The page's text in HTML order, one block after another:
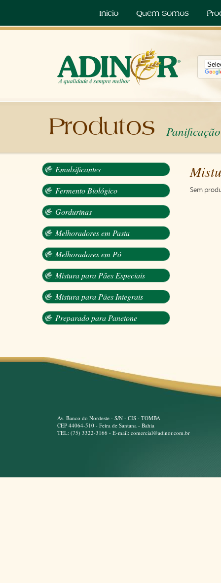
Inicio Quem Somos
Produtos Panificação
Emulsificantes
Fermento Biológico
Gordurinas
Melhoradores em Pasta
Melhoradores em Pó
Mistura para Pães Especiais
Mistura para Pães Integrais
Preparado para Panetone
Sem
Av. Banco do Nordeste - S/N - CIS - TOMBA
CEP 44064-510 - Feira de Santana - Bahia
TEL: (75) 3322-3166 - E-mail: comercial@adinor.com.br